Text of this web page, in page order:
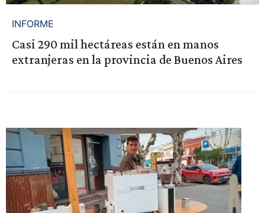
INFORME
Casi 290 mil hectáreas están en manos
extranjeras en la provincia de Buenos Aires